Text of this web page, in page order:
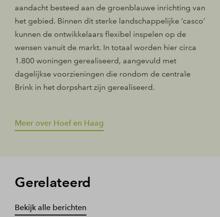
aandacht besteed aan de groenblauwe inrichting van
het gebied. Binnen dit sterke landschappelijke ‘casco’
kunnen de ontwikkelaars flexibel inspelen op de
wensen vanuit de markt. In totaal worden hier circa
1.800 woningen gerealiseerd, aangevuld met
dagelijkse voorzieningen die rondom de centrale
Brink in het dorpshart zijn gerealiseerd.
Meer over Hoef en Haag
Gerelateerd
Bekijk alle berichten